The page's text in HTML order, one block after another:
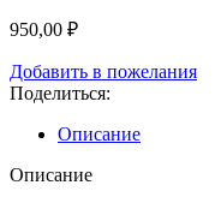
950,00 ₽
Добавить в пожелания
Поделиться:
Описание
Описание